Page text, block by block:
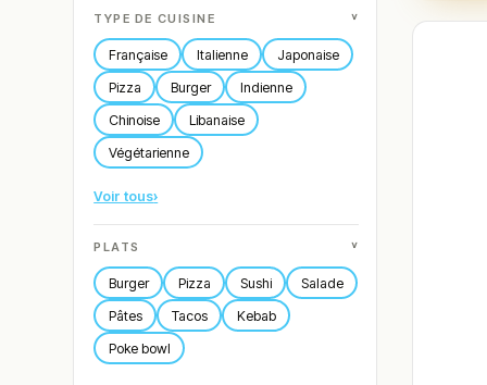
TYPE DE CUISINE ˅
Française Italienne
Japonaise
Pizza
Burger
Indienne
Chinoise
Libanaise
Végétarienne
Voir tous›
PLATS ˅
Burger Pizza Sushi
Salade
Pâtes
Tacos
Kebab
Poke bowl